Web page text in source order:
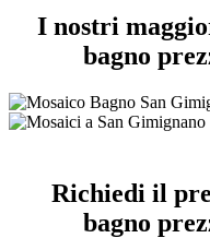
I nostri
bagno
Richiedi il
bagno